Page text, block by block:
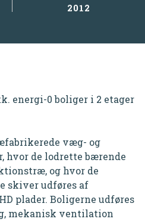
2012
energi-0 boliger i 2 etager
væg- og
hvor de lodrette bærende
og hvor de
skiver udføres af
plader. Boligerne udføres
mekanisk ventilation